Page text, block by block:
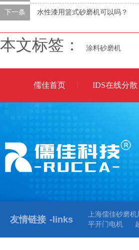
下一条 水性漆用篮式砂磨机可以吗？
本文标签： 涂料砂磨机
儒佳首页 IDS在线分散
友情链接 -links
上海儒佳砂磨机
平开门电机